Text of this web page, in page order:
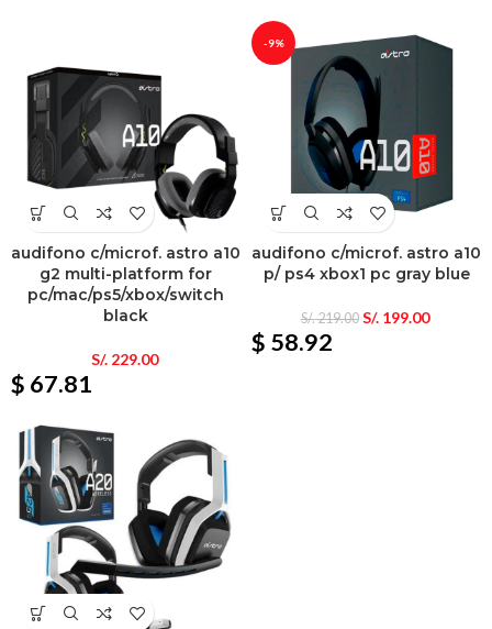
audifono c/microf. astro a10
g2 multi-platform for
pc/mac/ps5/xbox/switch
black
S/.229.00
$ 67.81
-9%
audifono c/microf. astro a10
p/ ps4 xbox1 pc gray blue
S/.219.00 S/.199.00
$ 58.92